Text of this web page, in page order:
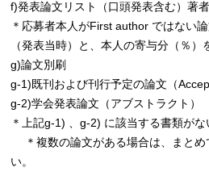
f)発表論文リスト（口頭発表含む）著
＊応募者本人がFirst author ではない
（発表当時）と、本人の寄与分（％）
g)論文別刷
g-1)既刊および刊行予定の論文（
g-2)学会発表論文（アブストラクト）
＊上記g-1) 、g-2) に該当する書類が
＊複数の論文がある場合は、まとめ
い。